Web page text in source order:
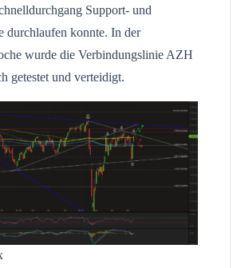
Support- und
durchlaufen konnte. In der
wurde die Verbindungslinie AZH
getestet und verteidigt.